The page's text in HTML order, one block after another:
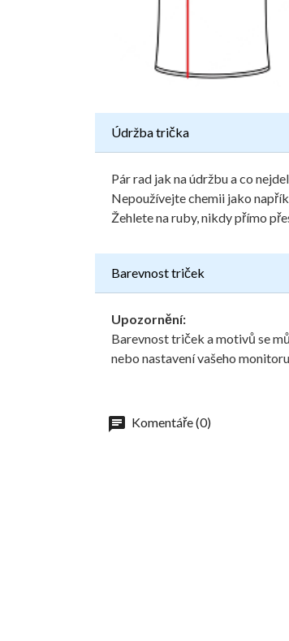
Údržba trička
Pár rad jak na údržbu a co
Nepoužívejte chemii jako
Žehlete na ruby, nikdy přímo
Barevnost triček
Upozornění:
Barevnost triček a motivů se
nebo nastavení vašeho
Komentáře (0)